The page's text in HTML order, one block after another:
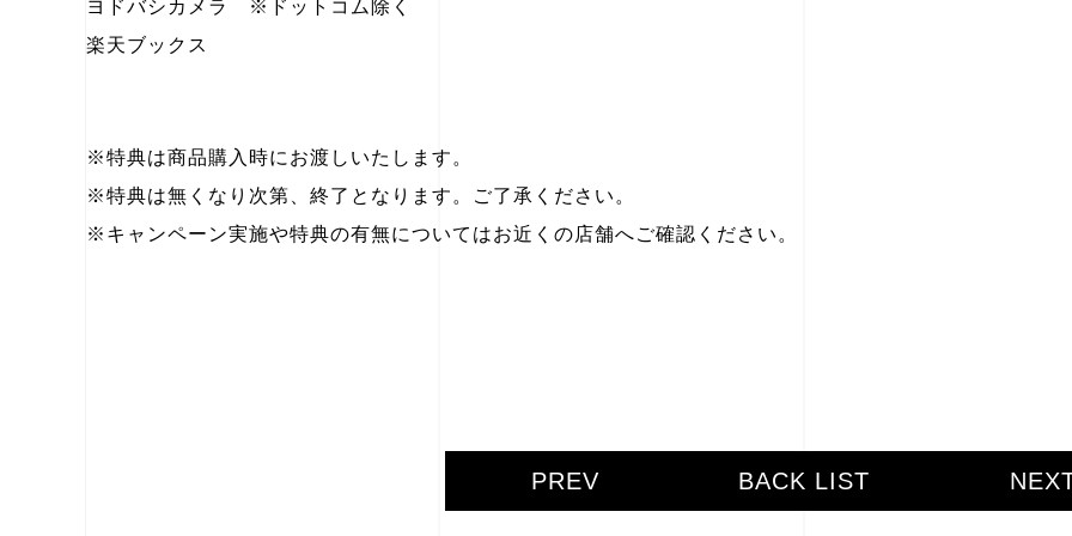
ヨドバシカメラ ※ドットコム除く
楽天ブックス
※特典は商品購入時にお渡しいたします。
※特典は無くなり次第、終了となります。ご了承ください。
※キャンペーン実施や特典の有無についてはお近くの店舗へご確認ください。
PREV BACK LIST